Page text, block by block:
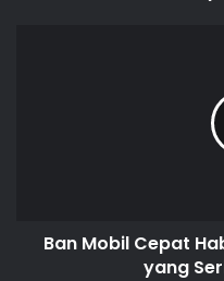
Ban Mobil Cepat
yang